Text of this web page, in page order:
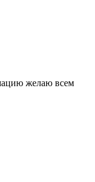
желаю всем